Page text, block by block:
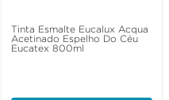
Tinta Esmalte Eucalux Acqua
Acetinado Espelho Do Céu
Eucatex 800ml